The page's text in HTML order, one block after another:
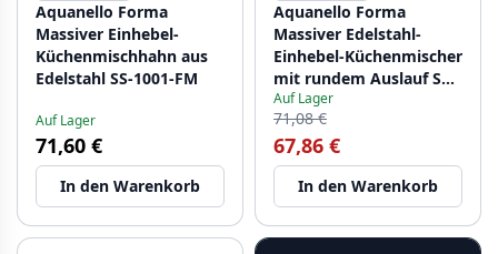
Aquanello Forma
Massiver Einhebel-
Küchenmischhahn aus
Edelstahl SS-1001-FM
Auf Lager
71,60 €
In den Warenkorb
Aquanello Forma
Massiver Edelstahl-
Einhebel-Küchenmischer
mit rundem Auslauf SS-
1002-FM
Auf Lager
71,08 €
67,86 €
In den Warenkorb